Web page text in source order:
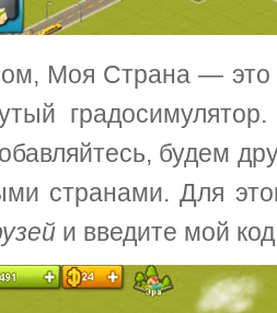
Моя Страна —
будем
странами. Для
и введите мой